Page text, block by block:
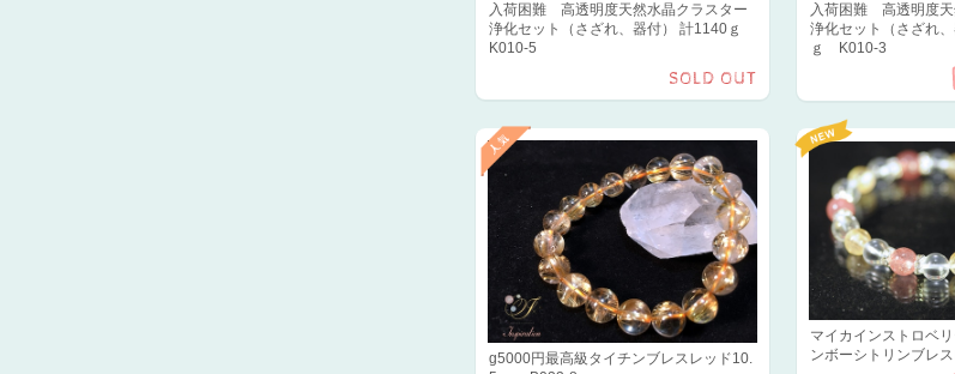
入荷困難 高透明度天然水晶クラスター
浄化セット（さざれ、器付） 計1140ｇ
K010-5
SOLD OUT
入荷困難 高透明度天
浄化セット（さざれ
ｇ K010-3
g5000円最高級タイチンブレスレッド10.
マイカインストロベ
ンボーシトリンブレ